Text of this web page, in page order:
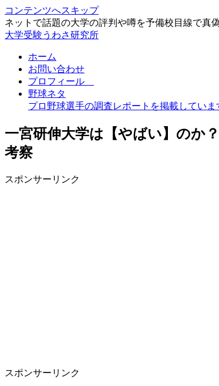
コンテンツへスキップ
ネットで話題の大学の評判や噂を予備校目線で真
大学受験うわさ研究所
ホーム
お問い合わせ
プロフィール
野球ネタ
プロ野球選手の調査レポートを掲載していま
一宮研伸大学は【やばい】のか
考察
スポンサーリンク
スポンサーリンク